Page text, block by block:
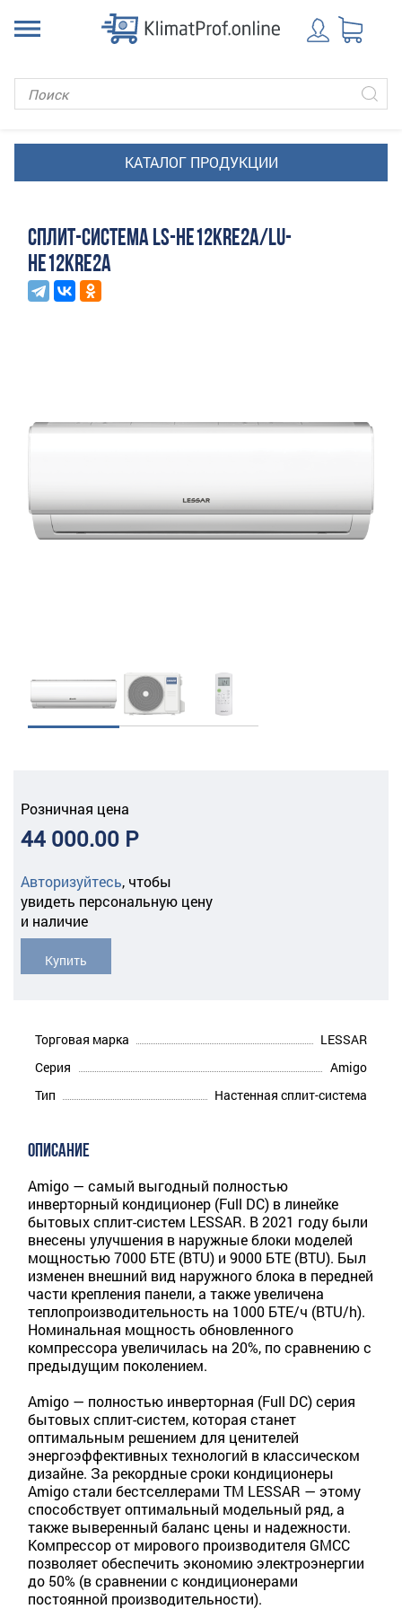
СПЛИТ-СИСТЕМА LS-HE12KRE2A/LU-
HE12KRE2A
Розничная цена
44 000.00 Р
Авторизуйтесь, чтобы
увидеть персональную цену
и наличие
Купить
Торговая марка
LESSAR
Серия
Amigo
Тип
Настенная сплит-система
ОПИСАНИЕ
Amigo — самый выгодный полностью
инверторный кондиционер (Full DC) в линейке
бытовых сплит-систем LESSAR. В 2021 году были
внесены улучшения в наружные блоки моделей
мощностью 7000 БТЕ (BTU) и 9000 БТЕ (BTU). Был
изменен внешний вид наружного блока в передней
части крепления панели, а также увеличена
теплопроизводительность на 1000 БТЕ/ч (BTU/h).
Номинальная мощность обновленного
компрессора увеличилась на 20%, по сравнению с
предыдущим поколением.
Amigo — полностью инверторная (Full DC) серия
бытовых сплит-систем, которая станет
оптимальным решением для ценителей
энергоэффективных технологий в классическом
дизайне. За рекордные сроки кондиционеры
Amigo стали бестселлерами TM LESSAR — этому
способствует оптимальный модельный ряд, а
также выверенный баланс цены и надежности.
Компрессор от мирового производителя GMCC
позволяет обеспечить экономию электроэнергии
до 50% (в сравнении с кондиционерами
постоянной производительности).